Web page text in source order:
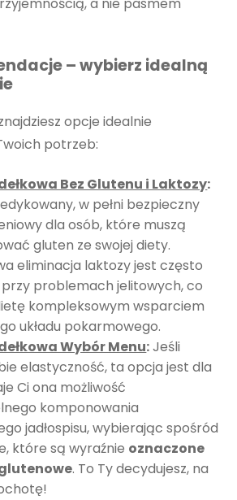
– wybierz idealną
opcje idealnie
potrzeb:
Bez Glutenu i Laktozy:
w pełni bezpieczny
dla osób, które muszą
gluten ze swojej diety.
eliminacja laktozy jest często
problemach jelitowych, co
kompleksowym wsparciem
układu pokarmowego.
Wybór Menu:Jeśli
elastyczność, ta opcja jest dla
Ci ona możliwość
komponowania
jadłospisu, wybierając spośród
które są wyraźnie oznaczone
. To Ty decydujesz, na